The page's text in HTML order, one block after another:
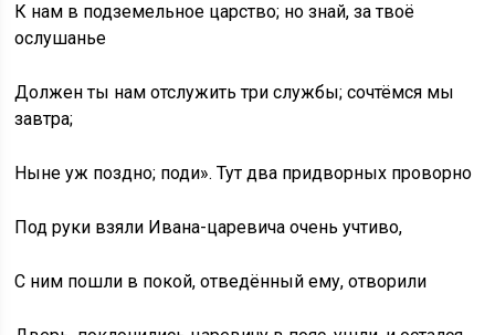
К нам в подземельное царство; но знай, за твоё
ослушанье
Должен ты нам отслужить три службы; сочтёмся мы
завтра;
Ныне уж поздно; поди». Тут два придворных проворно
Под руки взяли Ивана-царевича очень учтиво,
С ним пошли в покой, отведённый ему, отворили